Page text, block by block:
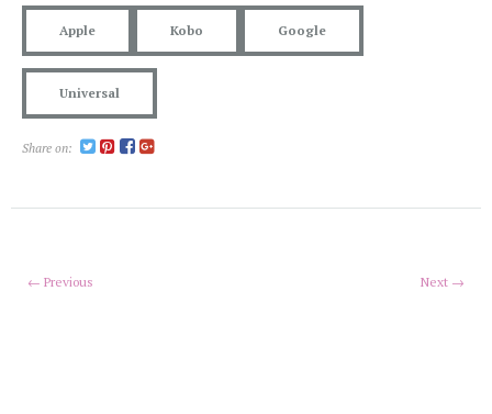
Apple Kobo Google
Universal
Share on:
Next →
← Previous